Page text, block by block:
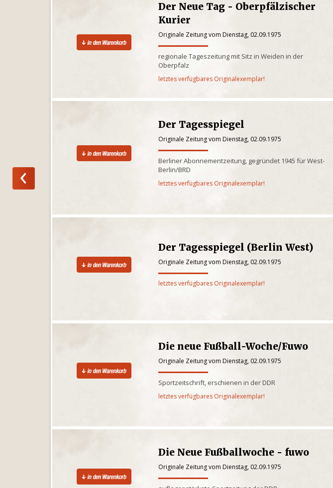
Der Neue Tag - Oberpfälzischer
Kurier
Originale Zeitung vom Dienstag, 02.09.1975
regionale Tageszeitung mit Sitz in Weiden in der
Oberpfalz
letztes verfügbares Originalexemplar!
Der Tagesspiegel
Originale Zeitung vom Dienstag, 02.09.1975
Berliner Abonnementzeitung, gegründet 1945 für West-
Berlin/BRD
letztes verfügbares Originalexemplar!
Der Tagesspiegel (Berlin West)
Originale Zeitung vom Dienstag, 02.09.1975
letztes verfügbares Originalexemplar!
Die neue Fußball-Woche/Fuwo
Originale Zeitung vom Dienstag, 02.09.1975
Sportzeitschrift, erschienen in der DDR
letztes verfügbares Originalexemplar!
Die Neue Fußballwoche - fuwo
Originale Zeitung vom Dienstag, 02.09.1975